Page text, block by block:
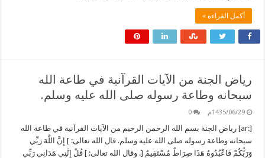
أكمل القراءة »
رياض الجنة من الآيات القرآنية في طاعة الله
سبحانه وطاعة رسوله صلى الله عليه وسلم.
1435/06/29م 0
[:ar] رياض الجنة بسم الله الرحمن الرحيم من الآيات القرآنية في طاعة الله
سبحانه وطاعة رسوله صلى الله عليه وسلم. قال الله تعالى: ] إِنَّ اللَّهَ رَبِّي
وَرَبُّكُمْ فَاعْبُدُوهُ هَذَا صِرَاطٌ مُسْتَقِيمٌ [. وقال الله تعالى: ] قُلْ إِنَّنِي هَدَانِي رَبِّي